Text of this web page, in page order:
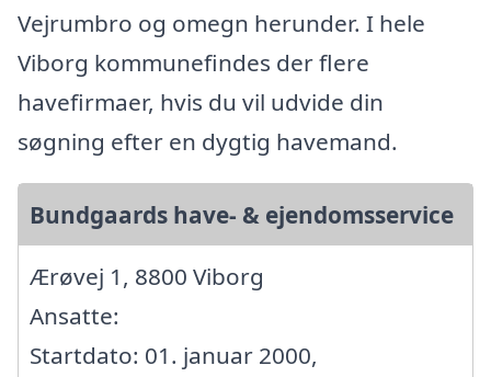
Vejrumbro og omegn herunder. I hele
Viborg kommunefindes der flere
havefirmaer, hvis du vil udvide din
søgning efter en dygtig havemand.
Bundgaards have- & ejendomsservice
Ærøvej 1, 8800 Viborg
Ansatte:
Startdato: 01. januar 2000,